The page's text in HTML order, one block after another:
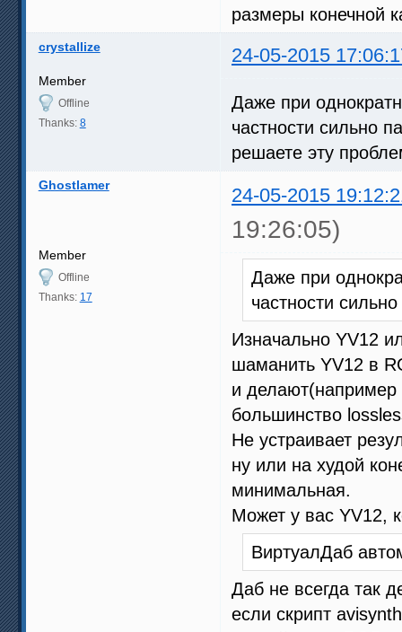
размеры конечной
crystallize 24-05-2015
Member
Offline
Thanks: 8
Даже при
частности сильно
решаете эту
Ghostlamer 24-05-2015
19:26:05)
Member
Offline
Thanks: 17
Даже при
частности
Изначально YV12
шаманить YV12 в
и делают(например
большинство
Не устраивает
ну или на худой
минимальная.
Может у вас YV12,
ВиртуалДаб
Даб не всегда так
если скрипт